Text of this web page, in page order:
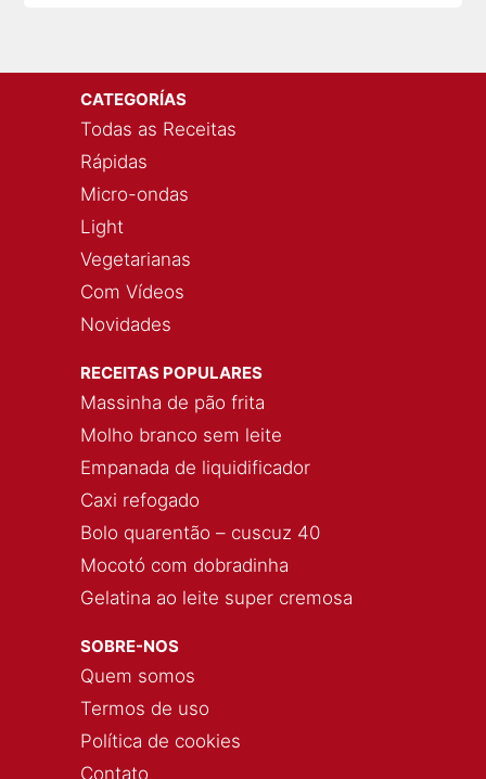
CATEGORÍAS
Todas as Receitas
Rápidas
Micro-ondas
Light
Vegetarianas
Com Vídeos
Novidades
RECEITAS POPULARES
Massinha de pão frita
Molho branco sem leite
Empanada de liquidificador
Caxi refogado
Bolo quarentão – cuscuz 40
Mocotó com dobradinha
Gelatina ao leite super cremosa
SOBRE-NOS
Quem somos
Termos de uso
Política de cookies
Contato